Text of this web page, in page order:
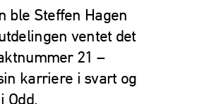
ble Steffen Hagen
ventet det
21 –
karriere i svart og
Odd.